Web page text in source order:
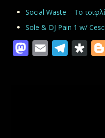
Social Waste – Το
Sole & DJ Pain 1 w/
Mastodon
Email